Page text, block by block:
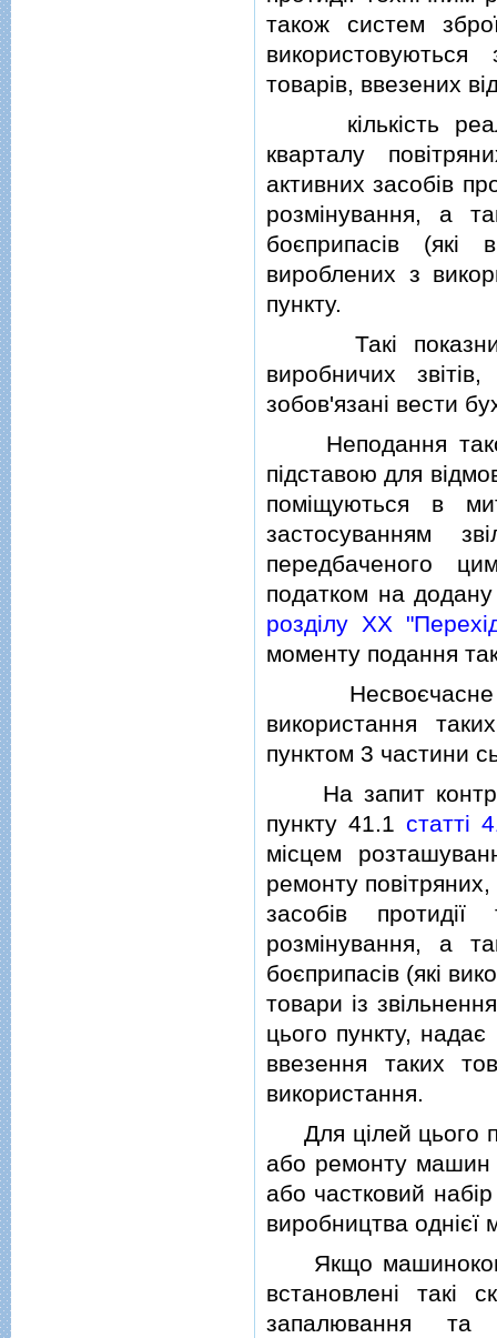
також систем
товарiв, ввезених
кiлькiсть
кварталу
активних засобiв
розмiнування, а
боєприпасiв (якi
вироблених з
пункту.
Такi показники
виробничих
зобов'язанi вести
Неподання
пiдставою для
помiщуються в
застосуванням
передбаченого
податком на
роздiлу XX
моменту подання
Несвоєчасне
використання
пунктом 3 частини
На запит
пункту 41.1 статтi
мiсцем
ремонту
засобiв протидiї
розмiнування, а
боєприпасiв (якi
товари iз
цього пункту,
ввезення таких
використання.
Для цiлей цього
або ремонту машин
або частковий
виробництва однiєї
Якщо
встановленi такi
запалювання та